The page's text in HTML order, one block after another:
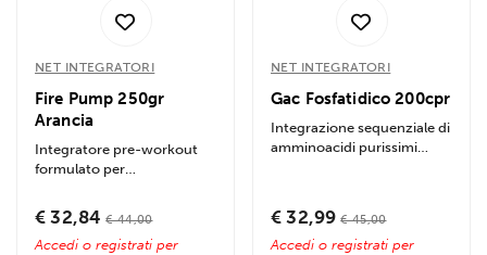
NET INTEGRATORI
Fire Pump 250gr
Arancia
Integratore pre-workout
formulato per
produzione di ossido
nitrico,...
€ 32,84 € 44,00
Accedi o registrati per
NET INTEGRATORI
Gac Fosfatidico 200cpr
Integrazione sequenziale di
amminoacidi purissimi
€ 32,99 € 45,00
Accedi o registrati per